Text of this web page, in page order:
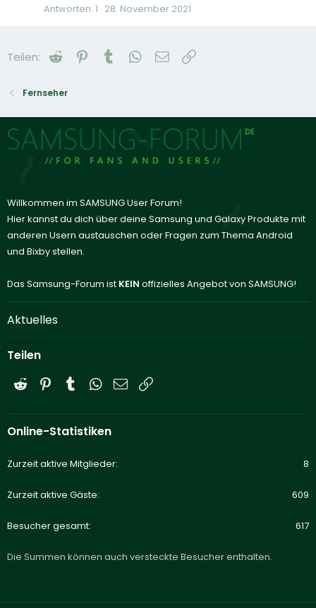
Antworten 1 28. November 2021
Teilen: Reddit Pinterest
Tumblr WhatsApp
E-Mail
Fernseher
Willkommen im SAMSUNG User Forum!
Hier kannst du dich über deine Samsung und Galaxy Produkte mit
anderen Usern austauschen oder Fragen zum Thema Android
und Bixby stellen.
Das Samsung-Forum ist KEIN offizielles Angebot von SAMSUNG!
Aktuelles
Teilen
Reddit PinterestTumblrWhatsApp
E-Mail
Online-Statistiken
Zurzeit aktive Mitglieder 8
Zurzeit aktive Gäste 609
Besucher gesamt 617
Die Summen können auch versteckte Besucher enthalten.